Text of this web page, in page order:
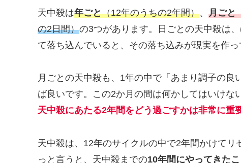
天中殺は年ごと（12年のうちの2年間）、 月ごと
の2日間）の3つがあります。日ごとの天中殺は
て落ち込んでいると、その落ち込みが現実を作っ
月ごとの天中殺も、1年の中で「あまり調子の
ば良いです。この2か月の間は何かしてはいけな
天中殺にあたる2年間をどう過ごすかは非常に重
天中殺は、12年のサイクルの中で2年間かけてリ
っと言うと、天中殺までの10年間にやってきた